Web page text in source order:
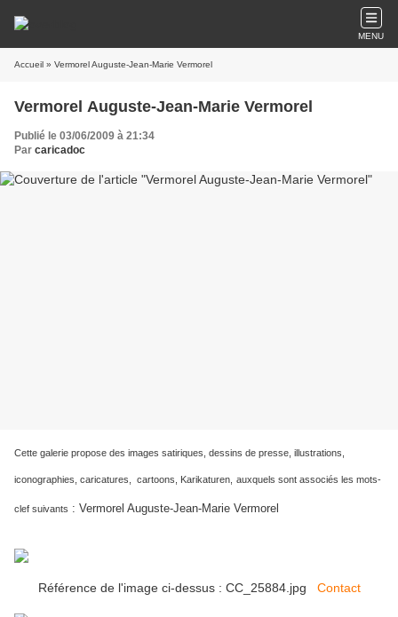
MENU
Accueil » Vermorel Auguste-Jean-Marie Vermorel
Vermorel Auguste-Jean-Marie Vermorel
Publié le 03/06/2009 à 21:34
Par caricadoc
Cette galerie propose des images satiriques, dessins de presse, illustrations,
iconographies, caricatures, cartoons, Karikaturen, auxquels sont associés les mots-
clef suivants : Vermorel Auguste-Jean-Marie Vermorel
Référence de l'image ci-dessus : CC_25884.jpg Contact